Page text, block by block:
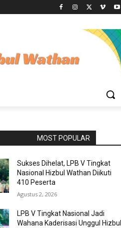
MOST POPULAR
Sukses Dihelat, LPB V Tingkat
Nasional Hizbul Wathan Diikuti
410 Peserta
Agustus 2, 2026
LPB V Tingkat Nasional Jadi
Wahana Kaderisasi Unggul Hizbul